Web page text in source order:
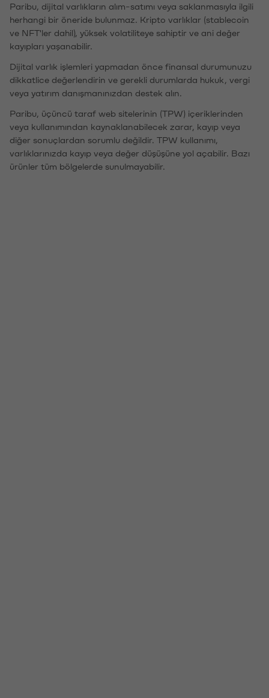
Paribu, dijital varlıkların alım-satımı veya saklanmasıyla ilgili
herhangi bir öneride bulunmaz. Kripto varlıklar (stablecoin
ve NFT'ler dahil), yüksek volatiliteye sahiptir ve ani değer
kayıpları yaşanabilir.
Dijital varlık işlemleri yapmadan önce finansal durumunuzu
dikkatlice değerlendirin ve gerekli durumlarda hukuk, vergi
veya yatırım danışmanınızdan destek alın.
Paribu, üçüncü taraf web sitelerinin (TPW) içeriklerinden
veya kullanımından kaynaklanabilecek zarar, kayıp veya
diğer sonuçlardan sorumlu değildir. TPW kullanımı,
varlıklarınızda kayıp veya değer düşüşüne yol açabilir. Bazı
ürünler tüm bölgelerde sunulmayabilir.